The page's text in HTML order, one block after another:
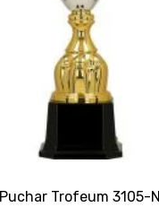
Puchar Trofeum 3105-N